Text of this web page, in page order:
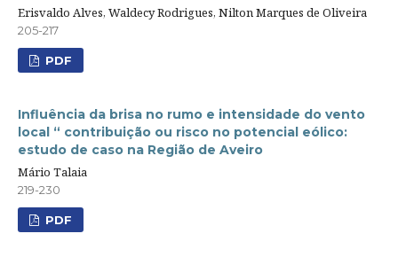
Erisvaldo Alves, Waldecy Rodrigues, Nilton Marques de Oliveira
205-217
PDF
Influência da brisa no rumo e intensidade do vento
local “ contribuição ou risco no potencial eólico:
estudo de caso na Região de Aveiro
Mário Talaia
219-230
PDF